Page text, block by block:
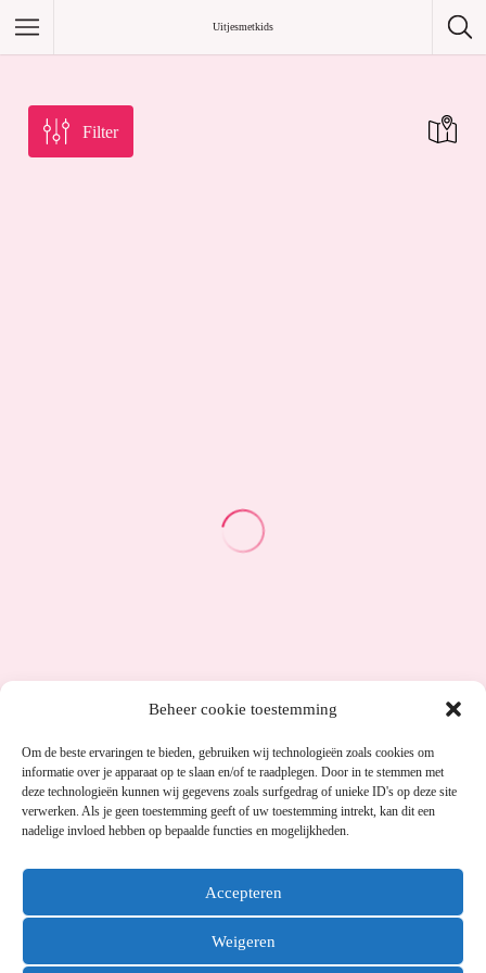
Beheer cookie toestemming
Om de beste ervaringen te bieden, gebruiken wij technologieën zoals cookies om
informatie over je apparaat op te slaan en/of te raadplegen. Door in te stemmen met
deze technologieën kunnen wij gegevens zoals surfgedrag of unieke ID's op deze site
verwerken. Als je geen toestemming geeft of uw toestemming intrekt, kan dit een
nadelige invloed hebben op bepaalde functies en mogelijkheden.
Accepteren
Weigeren
Uitjesmetkids
Filter